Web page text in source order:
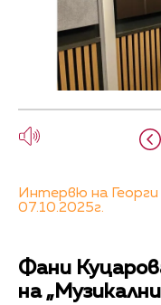
Интервю на
07.10.2025г.
Фани
на